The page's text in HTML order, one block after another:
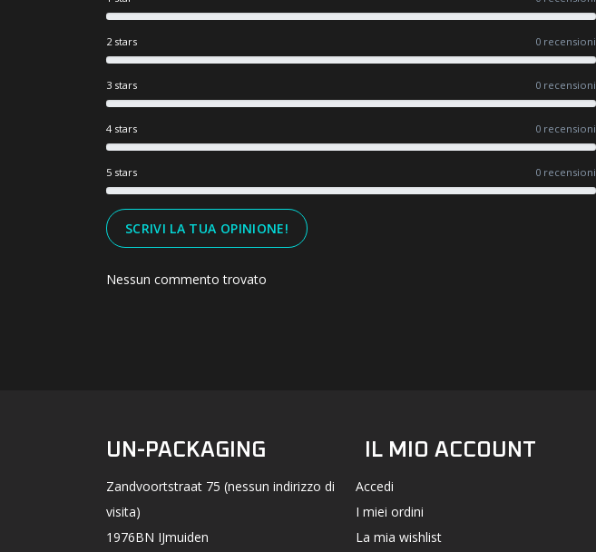
2 stars 0 recensioni
3 stars 0 recensioni
4 stars 0 recensioni
5 stars 0 recensioni
SCRIVI LA TUA OPINIONE!
Nessun commento trovato
UN-PACKAGING
Zandvoortstraat 75 (nessun indirizzo di
visita)
1976BN IJmuiden
IL MIO ACCOUNT
Accedi
I miei ordini
La mia wishlist